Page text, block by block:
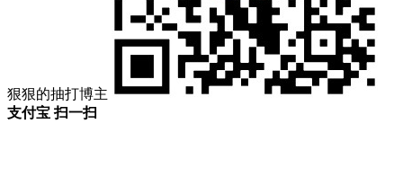
狠狠的抽打博主
支付宝 扫一扫